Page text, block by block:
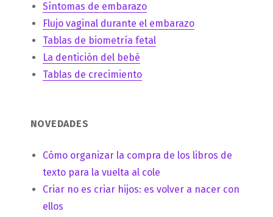
Síntomas de embarazo
Flujo vaginal durante el embarazo
Tablas de biometría fetal
La dentición del bebé
Tablas de crecimiento
NOVEDADES
Cómo organizar la compra de los libros de
texto para la vuelta al cole
Criar no es criar hijos: es volver a nacer con
ellos